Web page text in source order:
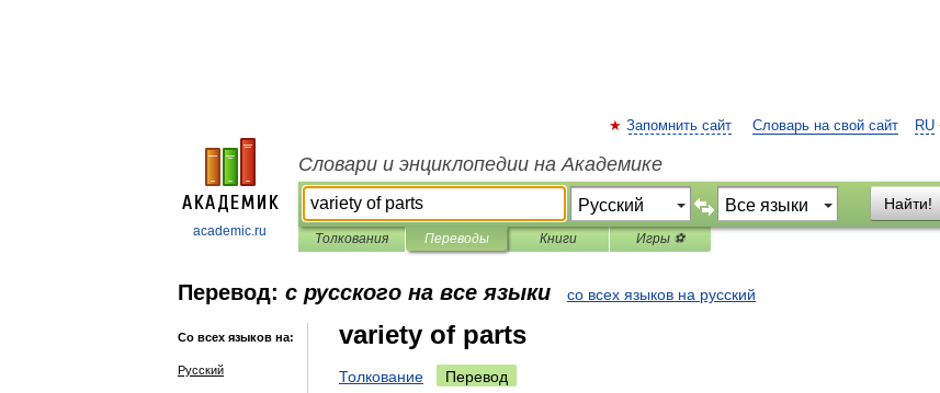
academic.ru
RU
Запомнить сайт Словарь на свой сайт
Словари и энциклопедии на Академике
Найти!
Толкования Переводы Книги Игры ⚽
Перевод: с русского на все языки со всех языков на русский
Со всех языков на:
Русский
variety of parts
Толкование Перевод